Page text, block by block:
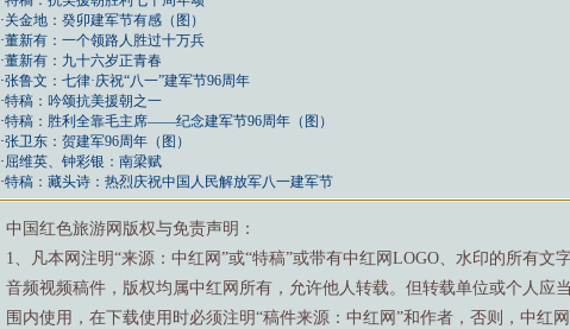
·关金地：癸卯建军节有感（图）
·董新有：一个领路人胜过十万兵
·董新有：九十六岁正青春
·张鲁文：七律·庆祝“八一”建军节96周年
·特稿：吟颂抗美援朝之一
·特稿：胜利全靠毛主席——纪念建军节96周年（图）
·张卫东：贺建军96周年（图）
·屈维英、钟彩银：南梁赋
·特稿：藏头诗：热烈庆祝中国人民解放军八一建军节
中国红色旅游网版权与免责声明：
1、凡本网注明“来源：中红网”或“特稿”或带有中红网LOGO、水印的所有文
音频视频稿件，版权均属中红网所有，允许他人转载。但转载单位或个人应
围内使用，在下载使用时必须注明“稿件来源：中红网”和作者，否则，中红